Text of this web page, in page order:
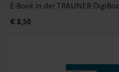
E-Book in der TRAUNER-DigiBox
€ 8,50